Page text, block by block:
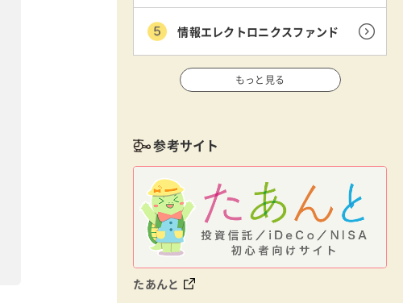
情報エレクトロニクスファンド
もっと見る
参考サイト
たあんと